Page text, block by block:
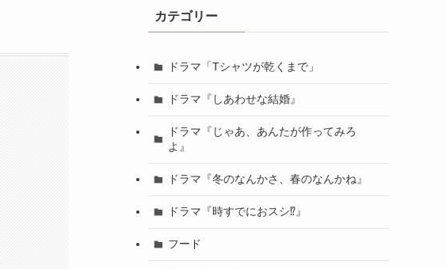
カテゴリー
ドラマ「Tシャツが乾くまで」
ドラマ『しあわせな結婚』
ドラマ『じゃあ、あんたが作ってみろ
よ』
ドラマ『冬のなんかさ、春のなんかね』
ドラマ『時すでにおスシ⁉︎』
フード